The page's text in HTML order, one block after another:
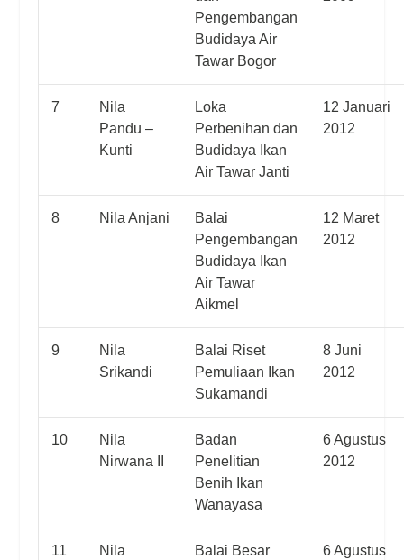
Pengembangan
Budidaya Air
Tawar Bogor
7
Nila
Pandu –
Kunti
Loka
Perbenihan dan
Budidaya Ikan
Air Tawar Janti
12 Januari
2012
8 Nila Anjani
Balai
Pengembangan
Budidaya Ikan
Air Tawar
Aikmel
12 Maret
2012
9
Nila
Srikandi
Balai Riset
Pemuliaan Ikan
Sukamandi
8 Juni
2012
10
Nila
Nirwana II
Badan
Penelitian
Benih Ikan
Wanayasa
6 Agustus
2012
11
Nila
Balai Besar
6 Agustus